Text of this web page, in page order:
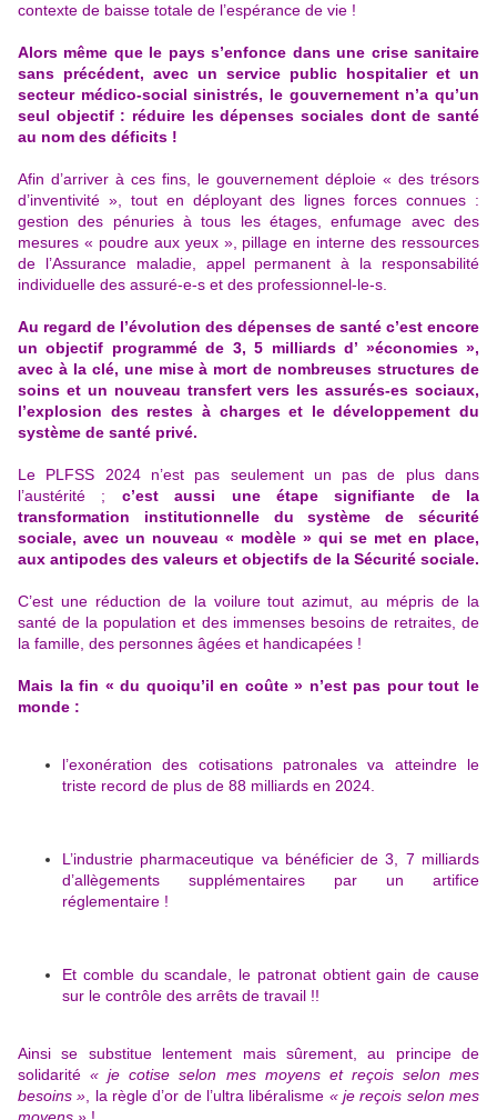
contexte de baisse totale de l’espérance de vie !
Alors même que le pays s’enfonce dans une crise sanitaire
sans précédent, avec un service public hospitalier et un
secteur médico-social sinistrés, le gouvernement n’a qu’un
seul objectif : réduire les dépenses sociales dont de santé
au nom des déficits !
Afin d’arriver à ces fins, le gouvernement déploie « des trésors
d’inventivité », tout en déployant des lignes forces connues :
gestion des pénuries à tous les étages, enfumage avec des
mesures « poudre aux yeux », pillage en interne des ressources
de l’Assurance maladie, appel permanent à la responsabilité
individuelle des assuré-e-s et des professionnel-le-s.
Au regard de l’évolution des dépenses de santé c’est encore
un objectif programmé de 3, 5 milliards d’ »économies »,
avec à la clé, une mise à mort de nombreuses structures de
soins et un nouveau transfert vers les assurés-es sociaux,
l’explosion des restes à charges et le développement du
système de santé privé.
Le PLFSS 2024 n’est pas seulement un pas de plus dans
l’austérité ; c’est aussi une étape signifiante de la
transformation institutionnelle du système de sécurité
sociale, avec un nouveau « modèle » qui se met en place,
aux antipodes des valeurs et objectifs de la Sécurité sociale.
C’est une réduction de la voilure tout azimut, au mépris de la
santé de la population et des immenses besoins de retraites, de
la famille, des personnes âgées et handicapées !
Mais la fin « du quoiqu’il en coûte » n’est pas pour tout le
monde :
l’exonération des cotisations patronales va atteindre le
triste record de plus de 88 milliards en 2024.
L’industrie pharmaceutique va bénéficier de 3, 7 milliards
d’allègements supplémentaires par un artifice
réglementaire !
Et comble du scandale, le patronat obtient gain de cause
sur le contrôle des arrêts de travail !!
Ainsi se substitue lentement mais sûrement, au principe de
solidarité« je cotise selon mes moyens et reçois selon mes
besoins » , la règle d’or de l’ultra libéralisme « je reçois selon mes